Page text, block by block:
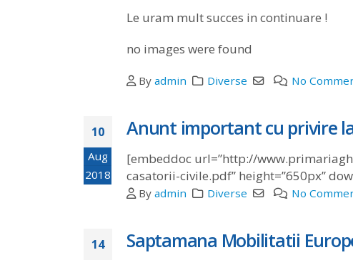
Le uram mult succes in continuare !
no images were found
By admin Diverse No
10
Aug
2018
Anunt important cu privire
[embeddoc url=”http://
casatorii-civile.pdf” height=”650px”
By admin Diverse No
14 Saptamana Mobilitatii